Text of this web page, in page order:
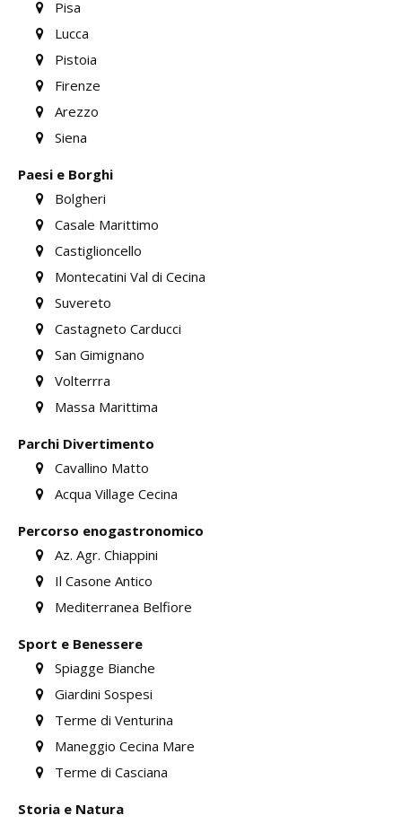
Pisa
Lucca
Pistoia
Firenze
Arezzo
Siena
Paesi e Borghi
Bolgheri
Casale Marittimo
Castiglioncello
Montecatini Val di Cecina
Suvereto
Castagneto Carducci
San Gimignano
Volterrra
Massa Marittima
Parchi Divertimento
Cavallino Matto
Acqua Village Cecina
Percorso enogastronomico
Az. Agr. Chiappini
Il Casone Antico
Mediterranea Belfiore
Sport e Benessere
Spiagge Bianche
Giardini Sospesi
Terme di Venturina
Maneggio Cecina Mare
Terme di Casciana
Storia e Natura